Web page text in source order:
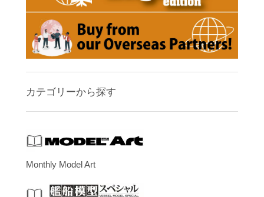
カテゴリーから探す
Monthly Model Art